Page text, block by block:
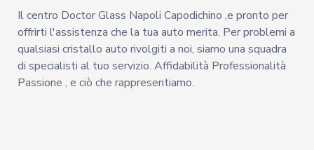
Il centro Doctor Glass Napoli Capodichino ,e pronto per
offrirti l'assistenza che la tua auto merita. Per problemi a
qualsiasi cristallo auto rivolgiti a noi, siamo una squadra
di specialisti al tuo servizio. Affidabilità Professionalità
Passione , e ciò che rappresentiamo.